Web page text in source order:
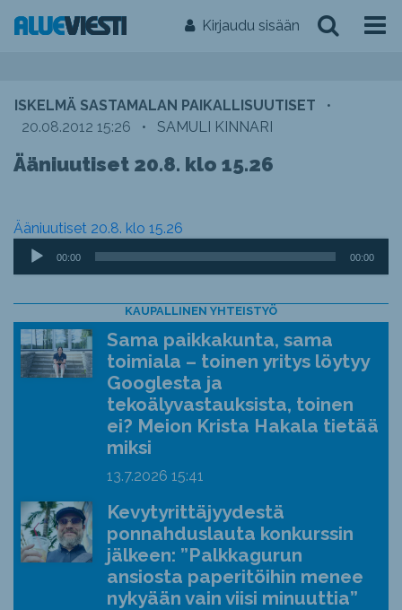
Kirjaudu sisään
ISKELMÄ SASTAMALAN PAIKALLISUUTISET
•
20.08.2012 15:26
• SAMULI KINNARI
Ääniuutiset 20.8. klo 15.26
Ääniuutiset 20.8. klo 15.26
Äänitoistin
00:00 00:00
KAUPALLINEN YHTEISTYÖ
Sama paikkakunta, sama
toimiala – toinen yritys löytyy
Googlesta ja
tekoälyvastauksista, toinen
ei? Meion Krista Hakala tietää
miksi
13.7.2026 15:41
Kevytyrittäjyydestä
ponnahduslauta konkurssin
jälkeen: ”Palkkagurun
ansiosta paperitöihin menee
nykyään vain viisi minuuttia”